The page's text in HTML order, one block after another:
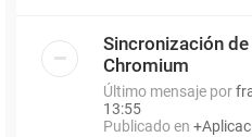
Sincronización
Chromium
Último mensaje por
13:55
Publicado en